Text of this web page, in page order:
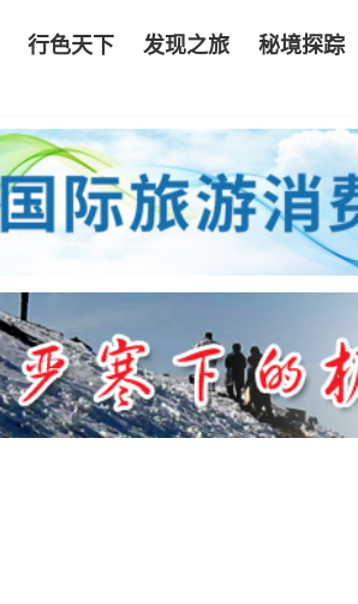
行色天下 发现之旅 秘境探踪